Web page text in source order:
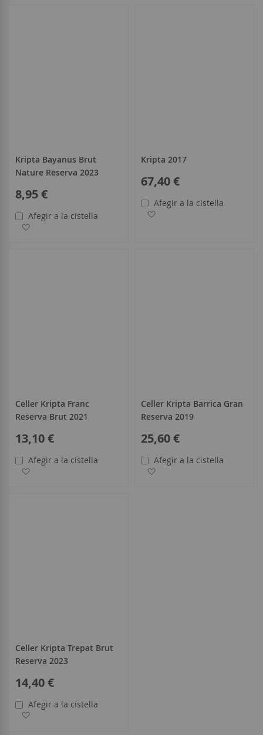
Kripta Bayanus Brut
Nature Reserva 2023
8,95 €
Afegir a la cistella
Kripta 2017
67,40 €
Afegir a la cistella
Celler Kripta Franc
Reserva Brut 2021
13,10 €
Afegir a la cistella
Celler Kripta Barrica Gran
Reserva 2019
25,60 €
Afegir a la cistella
Celler Kripta Trepat Brut
Reserva 2023
14,40 €
Afegir a la cistella